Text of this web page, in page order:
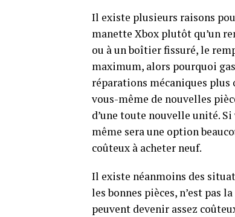
Il existe plusieurs raisons
manette Xbox plutôt qu’un
ou à un boîtier fissuré, le
maximum, alors pourquoi
réparations mécaniques
vous-même de nouvelles
d’une toute nouvelle unité.
même sera une option
coûteux à acheter neuf.
Il existe néanmoins des
les bonnes pièces, n’est pas
peuvent devenir assez